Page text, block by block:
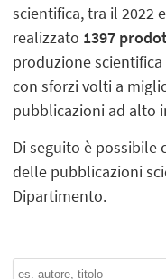
scientifica, tra il 2022
realizzato 1397
produzione
con sforzi volti a
pubblicazioni ad alto
Di seguito è
delle pubblicazioni
Dipartimento.